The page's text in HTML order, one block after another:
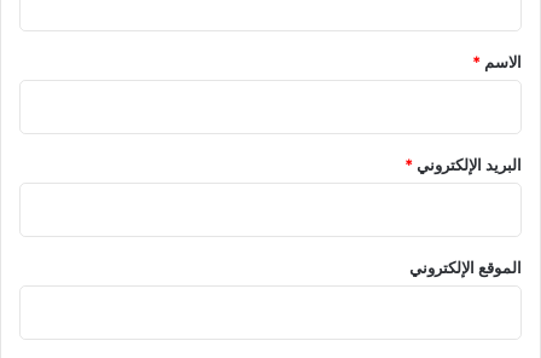
*
الاسم *
البريد الإلكتروني*
الموقع الإلكتروني